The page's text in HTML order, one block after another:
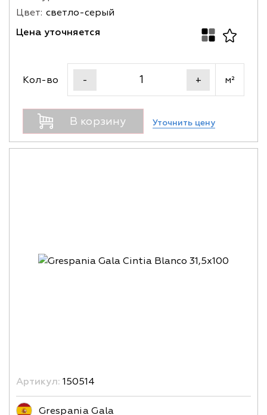
Цвет: светло-серый
Цена уточняется
Кол-во - + м²
В корзину Уточнить цену
Артикул: 150514
Grespania Gala